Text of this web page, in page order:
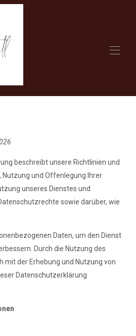
Stadtnestl
Availability
beschreibt unsere Richtlinien und
und Offenlegung Ihrer
unseres Dienstes und
sowie darüber, wie
Daten, um den Dienst
Durch die Nutzung des
mit der Erhebung und Nutzung von
Datenschutzerklärung